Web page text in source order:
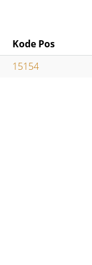
Kode Pos
15154